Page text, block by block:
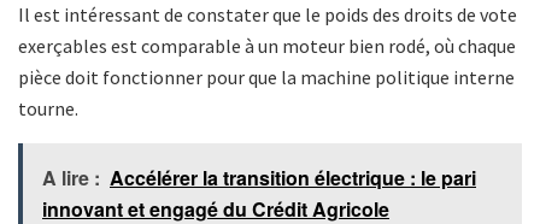
Il est intéressant de constater que le poids des droits de vote
exerçables est comparable à un moteur bien rodé, où chaque
pièce doit fonctionner pour que la machine politique interne
tourne.
A lire : Accélérer la transition électrique : le pari
innovant et engagé du Crédit Agricole